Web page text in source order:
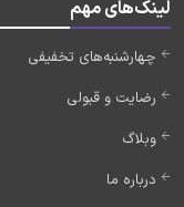
لینک‌های مهم
چهارشنبه‌های تخفیفی
رضایت و قبولی
وبلاگ
درباره ما